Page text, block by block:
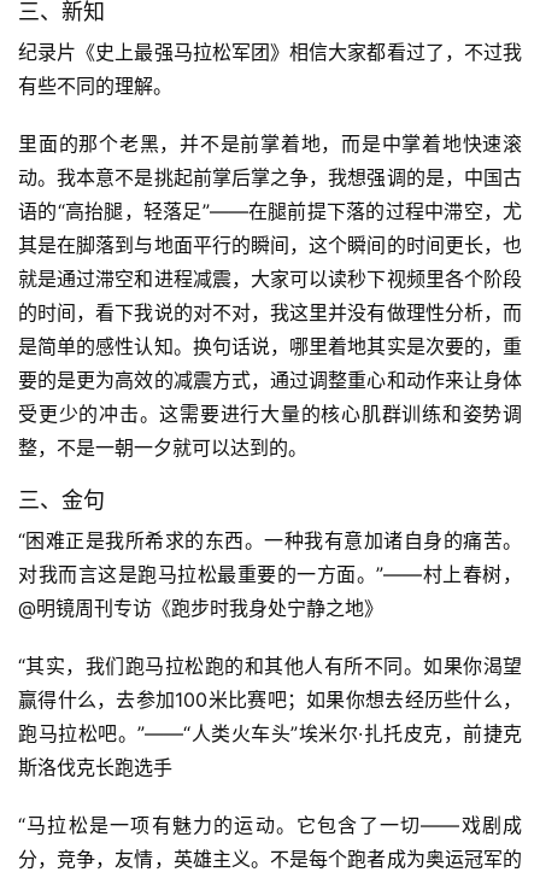
比
观
察
装
备
训
练
频
用
户
选
运
动
集
三、新知
纪录片《史上最强马拉松军团》相信大家都看过了，不过我
有些不同的理解。
里面的那个老黑，并不是前掌着地，而是中掌着地快速滚
动。我本意不是挑起前掌后掌之争，我想强调的是，中国古
语的“高抬腿，轻落足”——在腿前提下落的过程中滞空，尤
其是在脚落到与地面平行的瞬间，这个瞬间的时间更长，也
就是通过滞空和进程减震，大家可以读秒下视频里各个阶段
的时间，看下我说的对不对，我这里并没有做理性分析，而
是简单的感性认知。换句话说，哪里着地其实是次要的，重
要的是更为高效的减震方式，通过调整重心和动作来让身体
受更少的冲击。这需要进行大量的核心肌群训练和姿势调
整，不是一朝一夕就可以达到的。
三、金句
“困难正是我所希求的东西。一种我有意加诸自身的痛苦。
对我而言这是跑马拉松最重要的一方面。”——村上春树，
@明镜周刊专访《跑步时我身处宁静之地》
“其实，我们跑马拉松跑的和其他人有所不同。如果你渴望
赢得什么，去参加100米比赛吧；如果你想去经历些什么，
跑马拉松吧。”——“人类火车头”埃米尔·扎托皮克，前捷克
斯洛伐克长跑选手
“马拉松是一项有魅力的运动。它包含了一切——戏剧成
分，竞争，友情，英雄主义。不是每个跑者成为奥运冠军的